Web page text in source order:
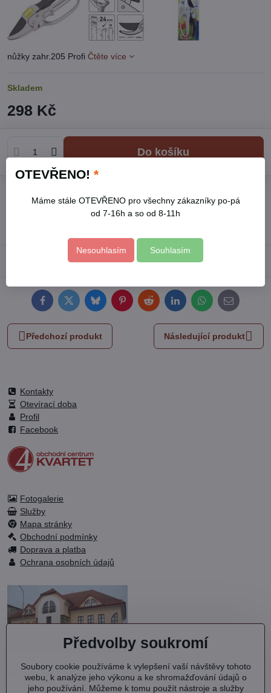
nůžky zahr.205 Profi Čtěte více
Skladem
298 Kč
Do košíku
FacebookTwitterBlueskyPinterestRedditLinkedInWhatsApp
E-
mail
Předchozí produkt Následující produkt
Kontakty
Otevírací doba
Profil
Facebook
Fotogalerie
Služby
Mapa stránky
Obchodní podmínky
Doprava a platba
Ochrana osobních údajů
OC KVARTET s.r.o.
Debřská 1000
Předvolby soukromí
Soubory cookie používáme k vylepšení vaší návštěvy tohoto
webu, k analýze jeho výkonu a ke shromažďování údajů o
jeho používání. Můžeme k tomu použít nástroje a služby
OTEVŘENO! *
Máme stále OTEVŘENO pro všechny zákazníky po-pá
od 7-16h a so od 8-11h
Nesouhlasím Souhlasím